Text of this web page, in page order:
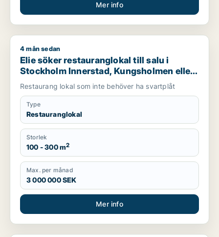
Mer info
Elie söker restauranglokal till salu i Stockholm Innerstad,
4 mån sedan
Elie söker restauranglokal till salu i
Stockholm Innerstad, Kungsholmen eller
Vasastan m.fl.
Restaurang lokal som inte behöver ha svartplåt
Type
Restauranglokal
Storlek
100 - 300 m2
Max. per månad
3 000 000 SEK
Mer info